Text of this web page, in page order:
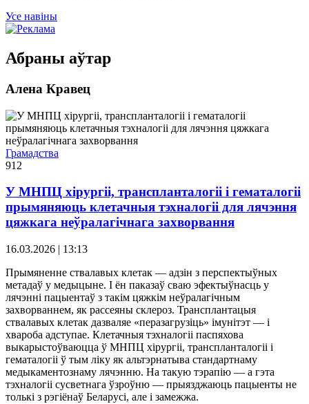
Усе навіны
Абраны аўтар
Алена Кравец
Грамадства
912
У МНПЦ хірургіі, транспланталогіі і гематалогіі
прымяняюць клетачныя тэхналогіі для лячэння
цяжкага неўралагічнага захворвання
16.03.2026 | 13:13
Прымяненне ствалавых клетак — адзін з перспектыўных
метадаў у медыцыне. І ён паказаў сваю эфектыўнасць у
лячэнні пацыентаў з такім цяжкім неўралагічным
захворваннем, як рассеяны склероз. Трансплантацыя
ствалавых клетак дазваляе «перазагрузіць» імунітэт — і
хвароба адступае. Клетачныя тэхналогіі паспяхова
выкарыстоўваюцца ў МНПЦ хірургіі, транспланталогіі і
гематалогіі ў тым ліку як альтэрнатыва стандартнаму
медыкаментознаму лячэнню. На такую тэрапію — а гэта
тэхналогіі сусветнага ўзроўню — прыязджаюць пацыенты не
толькі з рэгіёнаў Беларусі, але і замежжа.